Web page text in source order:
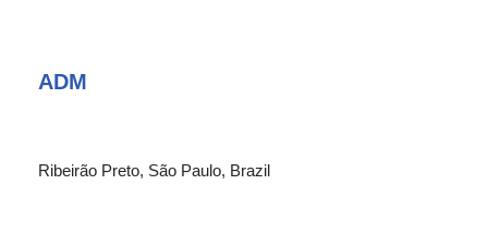
ADM
Ribeirão Preto, São Paulo, Brazil